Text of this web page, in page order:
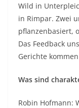
Wild in
in Rimpar. Zwei
pflanzenbasiert,
Das Feedback
Gerichte
Was sind
Robin Hofmann: